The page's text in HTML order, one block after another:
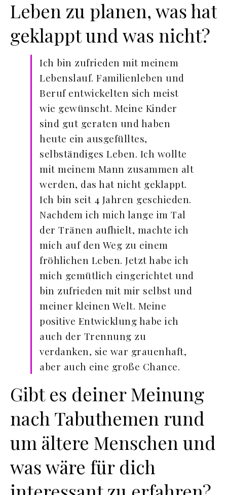
Leben zu planen, was hat
geklappt und was nicht?
Ich bin zufrieden mit meinem
Lebenslauf. Familienleben und
Beruf entwickelten sich meist
wie gewünscht. Meine Kinder
sind gut geraten und haben
heute ein ausgefülltes,
selbständiges Leben. Ich wollte
mit meinem Mann zusammen alt
werden, das hat nicht geklappt.
Ich bin seit 4 Jahren geschieden.
Nachdem ich mich lange im Tal
der Tränen aufhielt, machte ich
mich auf den Weg zu einem
fröhlichen Leben. Jetzt habe ich
mich gemütlich eingerichtet und
bin zufrieden mit mir selbst und
meiner kleinen Welt. Meine
positive Entwicklung habe ich
auch der Trennung zu
verdanken, sie war grauenhaft,
aber auch eine große Chance.
Gibt es deiner Meinung
nach Tabuthemen rund
um ältere Menschen und
was wäre für dich